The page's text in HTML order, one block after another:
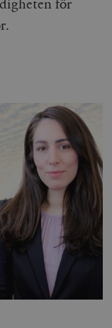
för